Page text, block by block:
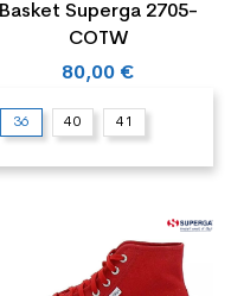
Basket Superga 2705-
COTW
80,00 €
36 40 41